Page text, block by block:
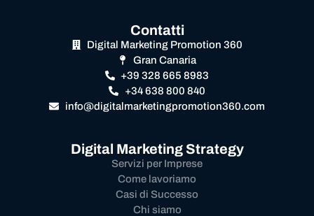
Contatti
Digital Marketing Promotion 360
Gran Canaria
+39 328 665 8983
+34 638 800 840
info@digitalmarketingpromotion360.com
Digital Marketing Strategy
Servizi per Imprese
Come lavoriamo
Casi di Successo
Chi siamo